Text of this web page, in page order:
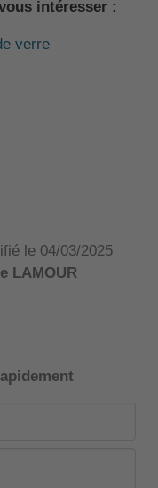
intéresser :
verre
le 04/03/2025
LAMOUR